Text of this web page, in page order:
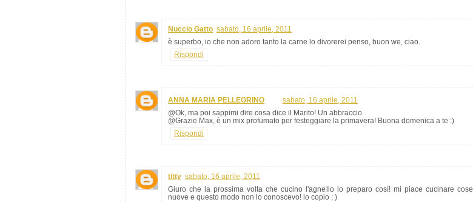
Nuccio Gatto sabato, 16 aprile, 2011
è superbo, io che non adoro tanto la carne lo divorerei penso, buon we, ciao.
Rispondi
ANNA MARIA PELLEGRINO
sabato, 16 aprile, 2011
@Ok, ma poi sappimi dire cosa dice il Marito! Un abbraccio.
@Grazie Max, è un mix profumato per festeggiare la primavera! Buona domenica a te :)
Rispondi
titty sabato, 16 aprile, 2011
Giuro che la prossima volta che cucino l'agnello lo preparo così! mi piace cucinare cose
nuove e questo modo non lo conoscevo! lo copio ; )